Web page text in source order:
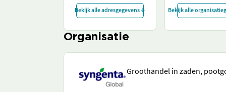
Bekijk alle adresgegevens Bekijk alle
Organisatie
Groothandel in zaden,